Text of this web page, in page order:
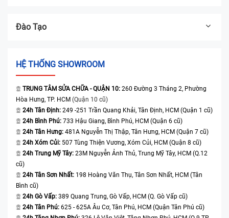
Đào Tạo
HỆ THỐNG SHOWROOM
TRUNG TÂM SỬA CHỮA - QUẬN 10: 260 Đường 3 Tháng 2, Phường
Hòa Hưng, TP. HCM (Quận 10 cũ)
24h Tân Định: 249 -251 Trần Quang Khải, Tân Định, HCM (Quận 1 cũ)
24h Bình Phú: 733 Hậu Giang, Bình Phú, HCM (Quận 6 cũ)
24h Tân Hưng: 481A Nguyễn Thị Thập, Tân Hưng, HCM (Quận 7 cũ)
24h Xóm Củi: 507 Tùng Thiện Vương, Xóm Củi, HCM (Quận 8 cũ)
24h Trung Mỹ Tây: 23M Nguyễn Ảnh Thủ, Trung Mỹ Tây, HCM (Q.12
cũ)
24h Tân Sơn Nhất: 198 Hoàng Văn Thụ, Tân Sơn Nhất, HCM (Tân
Bình cũ)
24h Gò Vấp: 389 Quang Trung, Gò Vấp, HCM (Q. Gò Vấp cũ)
24h Tân Phú: 625 - 625A Âu Cơ, Tân Phú, HCM (Quận Tân Phú cũ)